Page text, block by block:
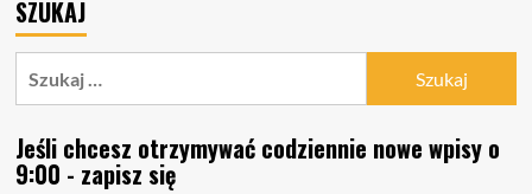
SZUKAJ
Jeśli chcesz otrzymywać codziennie nowe wpisy o
9:00 - zapisz się